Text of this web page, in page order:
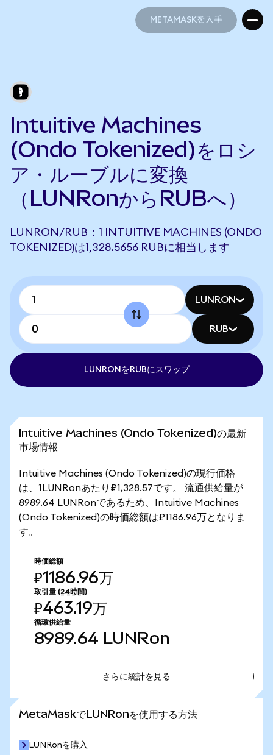
METAMASKを入手
Intuitive Machines
(Ondo Tokenized)をロシ
ア・ルーブルに変換
（LUNRonからRUBへ）
LUNRON/RUB：1 INTUITIVE MACHINES (ONDO
TOKENIZED)は1,328.5656 RUBに相当します
LUNRON
RUB
LUNRONをRUBにスワップ
Intuitive Machines (Ondo Tokenized)の最新
市場情報
Intuitive Machines (Ondo Tokenized)の現行価格
は、1LUNRonあたり₽1,328.57です。 流通供給量が
8989.64 LUNRonであるため、Intuitive Machines
(Ondo Tokenized)の時価総額は₽1186.96万となりま
す。
時価総額
₽1186.96万
取引量 (24時間)
₽463.19万
循環供給量
8989.64 LUNRon
さらに統計を見る
MetaMaskでLUNRonを使用する方法
LUNRonを購入